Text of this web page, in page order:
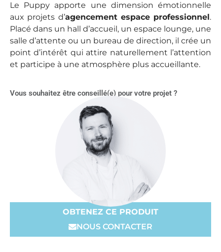
Le Puppy apporte une dimension émotionnelle
aux projets d’agencement espace professionnel.
Placé dans un hall d’accueil, un espace lounge, une
salle d’attente ou un bureau de direction, il crée un
point d’intérêt qui attire naturellement l’attention
et participe à une atmosphère plus accueillante.
Vous souhaitez être conseillé(e) pour votre projet ?
OBTENEZ CE PRODUIT
NOUS CONTACTER